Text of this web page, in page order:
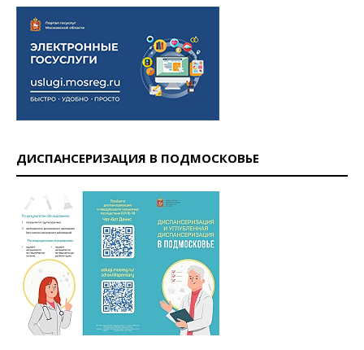
ДИСПАНСЕРИЗАЦИЯ В ПОДМОСКОВЬЕ